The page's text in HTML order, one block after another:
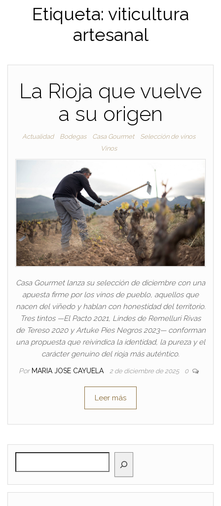
Etiqueta: viticultura
artesanal
La Rioja que vuelve
a su origen
Actualidad Bodegas Casa Gourmet
Selección de vinos
Vinos
Casa Gourmet lanza su selección de diciembre con una
apuesta firme por los vinos de pueblo, aquellos que
nacen del viñedo y hablan con honestidad del territorio.
Tres tintos —El Pacto 2021, Lindes de Remelluri Rivas
de Tereso 2020 y Artuke Pies Negros 2023— conforman
una propuesta que reivindica la identidad, la pureza y el
carácter genuino del rioja más auténtico.
Por MARIA JOSE CAYUELA 2 de diciembre de 2025 0
Leer más